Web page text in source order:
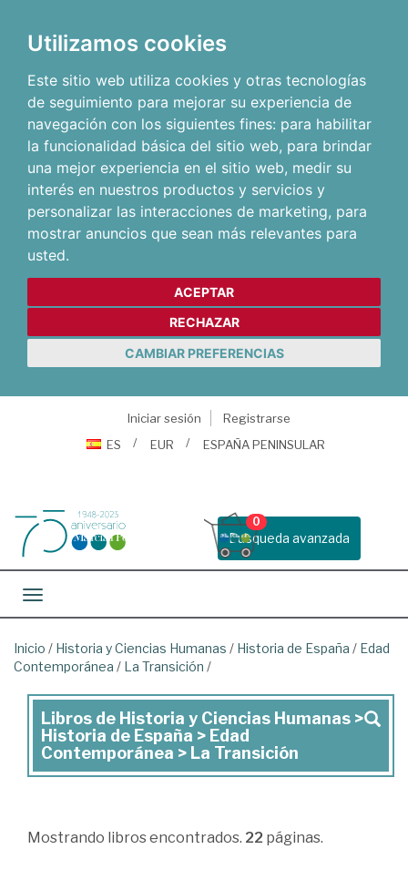
Utilizamos cookies
Este sitio web utiliza cookies y otras tecnologías
de seguimiento para mejorar su experiencia de
navegación con los siguientes fines: para habilitar
la funcionalidad básica del sitio web, para brindar
una mejor experiencia en el sitio web, medir su
interés en nuestros productos y servicios y
personalizar las interacciones de marketing, para
mostrar anuncios que sean más relevantes para
usted.
ACEPTAR
RECHAZAR
CAMBIAR PREFERENCIAS
Iniciar sesión
Registrarse
ES
EUR ESPAÑA PENINSULAR
Busqueda avanzada
0
Toggle navigation
Inicio / Historia y Ciencias Humanas / Historia de España / Edad
Contemporánea / La Transición /
Libros
de
Historia
Ciencias
Libros de Historia y Ciencias Humanas >
Historia de España > Edad
Contemporánea > La Transición
Mostrando libros encontrados. 22 páginas.